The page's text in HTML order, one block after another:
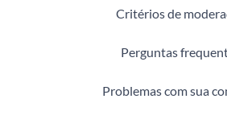
Critérios de
Perguntas
Problemas com sua